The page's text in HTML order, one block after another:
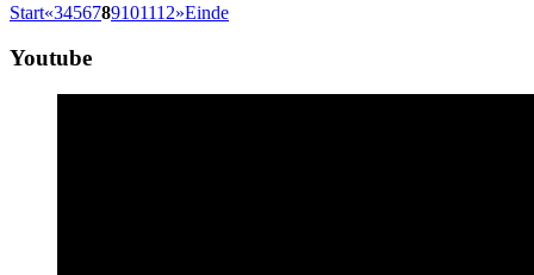
Start«3456789101112»Einde
Youtube